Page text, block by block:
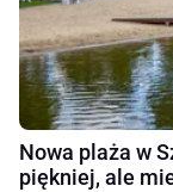
Nowa plaża w
piękniej, ale